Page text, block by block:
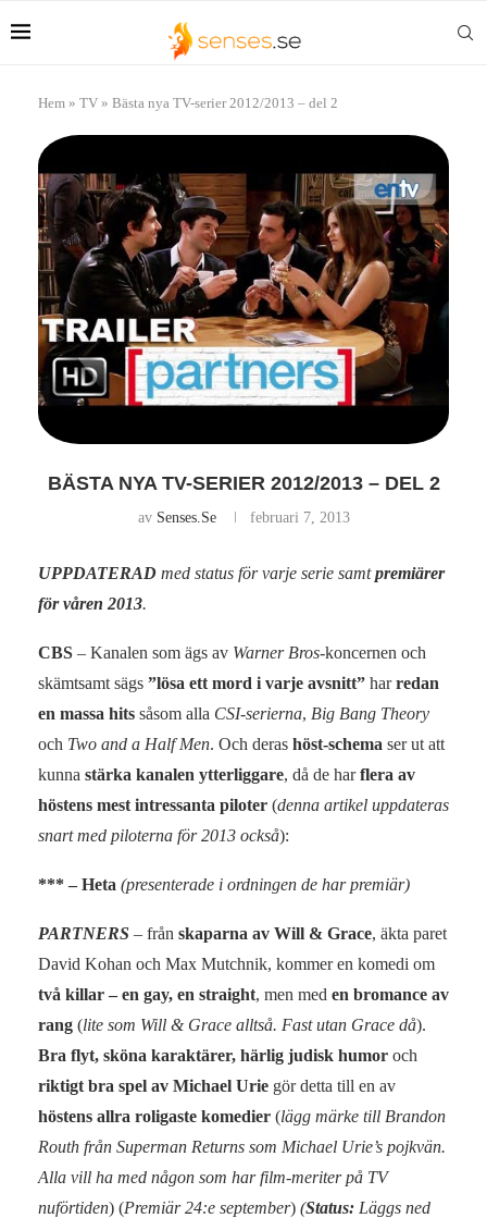
Hem » TV » Bästa nya TV-serier 2012/2013 – del 2
BÄSTA NYA TV-SERIER 2012/2013 – DEL 2
av Senses.se februari 7, 2013
UPPDATERAD med status för varje serie samtpremiärer
för våren 2013.
CBS – Kanalen som ägs av Warner Bros-koncernen och
skämtsamt sägs ”lösa ett mord i varje avsnitt” harredan
en massa hits såsom alla CSI-serierna, Big Bang Theory
och Two and a Half Men. Och deras höst-schema ser ut att
kunna stärka kanalen ytterliggare, då de harflera av
höstens mest intressanta piloter (denna artikel uppdateras
snart med piloterna för 2013 också):
*** – Heta (presenterade i ordningen de har premiär)
PARTNERS – från skaparna av Will & Grace, äkta paret
David Kohan och Max Mutchnik, kommer en komedi om
två killar – en gay, en straight, men med en bromance av
rang (lite som Will & Grace alltså. Fast utan Grace då).
Bra flyt, sköna karaktärer, härlig judisk humor och
riktigt bra spel av Michael Urie gör detta till en av
höstens allra roligaste komedier (lägg märke till Brandon
Routh från Superman Returns som Michael Urie’s pojkvän.
Alla vill ha med någon som har film-meriter på TV
nuförtiden) (Premiär 24:e september) (Status: Läggs ned